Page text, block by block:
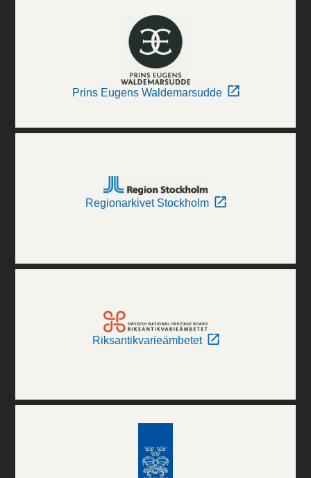
Prins Eugens Waldemarsudde
Regionarkivet Stockholm
Riksantikvarieämbetet